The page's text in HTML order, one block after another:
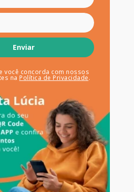
Enviar
você concorda com nossos
na Política de Privacidade.